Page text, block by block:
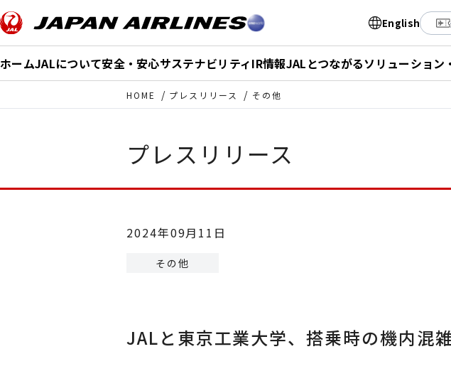
English
ホームJALについて安全・安心サステナビリティIR情報JALとつながるソリューション
HOME プレスリリース その他
プレスリリース
2024年09月11日
その他
JALと東京工業大学、搭乗時の機内混